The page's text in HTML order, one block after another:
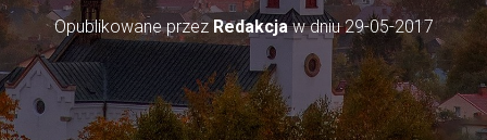
I
G
A
J
Opublikowane przezRedakcjaw dniu29-05-2017